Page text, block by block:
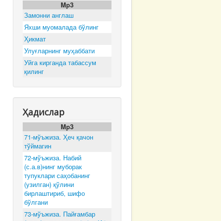
Mp3
Замонни англаш
Яхши муомалада бўлинг
Ҳикмат
Улуғларнинг муҳаббати
Уйга кирганда табассум
қилинг
Ҳадислар
Mp3
71-мўъжиза. Ҳеч қачон
тўймагин
72-мўъжиза. Набий
(с.а.в)нинг муборак
тупуклари саҳобанинг
(узилган) қўлини
бирлаштириб, шифо
бўлгани
73-мўъжиза. Пайғамбар